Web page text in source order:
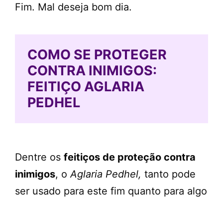
Fim. Mal deseja bom dia.
COMO SE PROTEGER
CONTRA INIMIGOS:
FEITIÇO AGLARIA
PEDHEL
Dentre os feitiços de proteção contra
inimigos, oAglaria Pedhel, tanto pode
ser usado para este fim quanto para algo